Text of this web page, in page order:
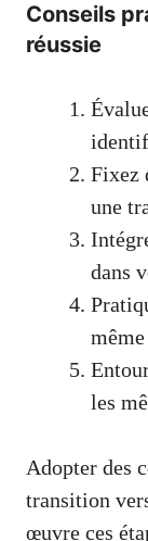
Conseils
réussie
Fixez
une
dans
les
Adopter des
transition
œuvre ces